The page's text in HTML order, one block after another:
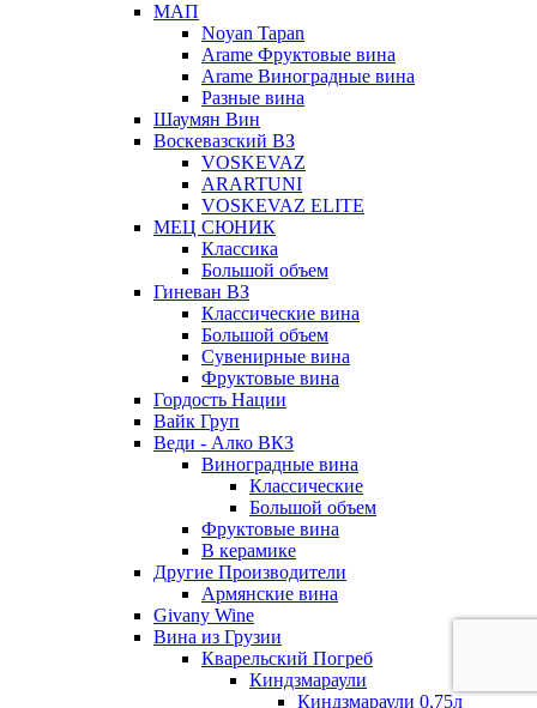
МАП
Noyan Tapan
Arame Фруктовые вина
Arame Виноградные вина
Разные вина
Шаумян Вин
Воскевазский ВЗ
VOSKEVAZ
ARARTUNI
VOSKEVAZ ELITE
МЕЦ СЮНИК
Классика
Большой объем
Гиневан ВЗ
Классические вина
Большой объем
Сувенирные вина
Фруктовые вина
Гордость Нации
Вайк Груп
Веди - Алко ВКЗ
Виноградные вина
Классические
Большой объем
Фруктовые вина
В керамике
Другие Производители
Армянские вина
Givany Wine
Вина из Грузии
Кварельский Погреб
Киндзмараули
Киндзмараули 0,75л